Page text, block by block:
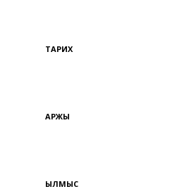
ТАРИХ
ҚАРЖЫ
ҚЫЛМЫС